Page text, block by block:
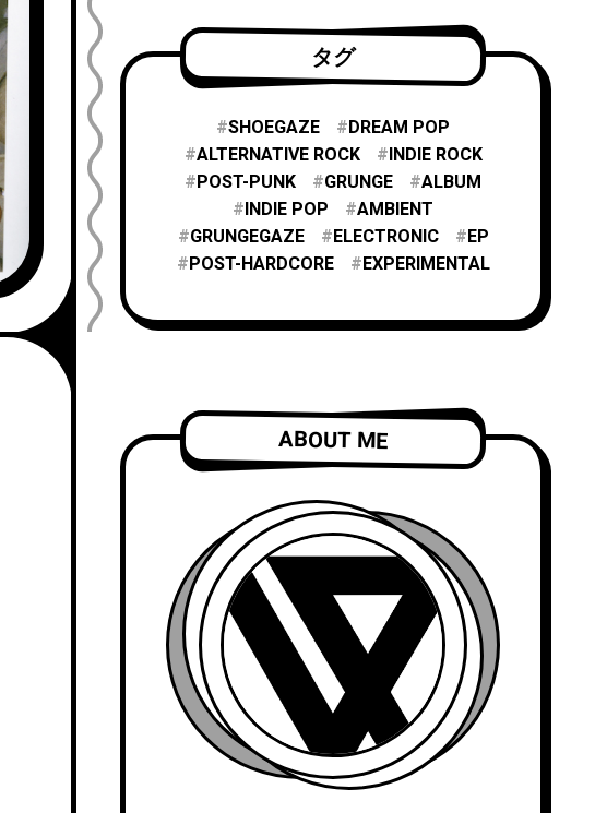
タグ
SHOEGAZE
DREAM POP
ALTERNATIVE ROCK
INDIE ROCK
POST-PUNK
GRUNGE
ALBUM
INDIE POP
AMBIENT
GRUNGEGAZE
ELECTRONIC
EP
POST-HARDCORE
EXPERIMENTAL
ABOUT ME